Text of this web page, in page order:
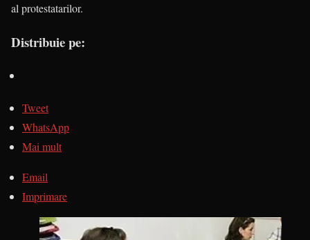
al protestatarilor.
Distribuie pe:
Tweet
WhatsApp
Mai mult
Email
Imprimare